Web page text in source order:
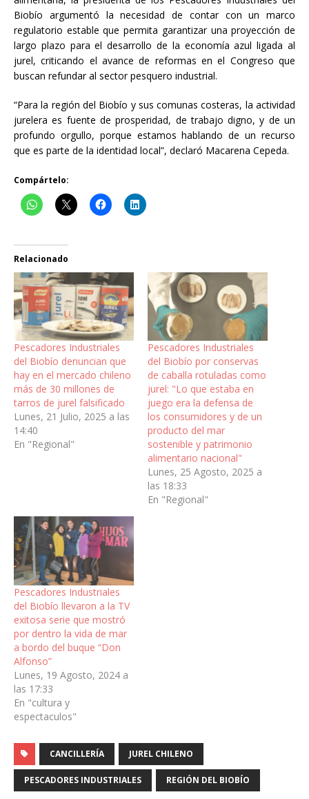
Biobío argumentó la necesidad de contar con un marco
regulatorio estable que permita garantizar una proyección de
largo plazo para el desarrollo de la economía azul ligada al
jurel, criticando el avance de reformas en el Congreso que
buscan refundar al sector pesquero industrial.
“Para la región del Biobío y sus comunas costeras, la actividad
jurelera es fuente de prosperidad, de trabajo digno, y de un
profundo orgullo, porque estamos hablando de un recurso
que es parte de la identidad local”, declaró Macarena Cepeda.
Compártelo:
Relacionado
Pescadores Industriales
del Biobío denuncian que
hay en el mercado chileno
más de 30 millones de
tarros de jurel falsificado
Lunes, 21 Julio, 2025 a las
14:40
En "Regional"
Pescadores Industriales
del Biobío por conservas
de caballa rotuladas como
jurel: "Lo que estaba en
juego era la defensa de
los consumidores y de un
producto del mar
sostenible y patrimonio
alimentario nacional"
Lunes, 25 Agosto, 2025 a
las 18:33
En "Regional"
Pescadores Industriales
del Biobío llevaron a la TV
exitosa serie que mostró
por dentro la vida de mar
a bordo del buque “Don
Alfonso”
Lunes, 19 Agosto, 2024 a
las 17:33
En "cultura y
espectaculos"
CANCILLERÍA JUREL CHILENO
PESCADORES INDUSTRIALES REGIÓN DEL BIOBÍO